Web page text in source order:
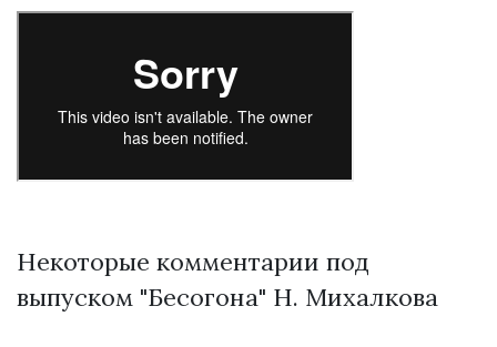
Некоторые комментарии под
выпуском "Бесогона" Н. Михалкова